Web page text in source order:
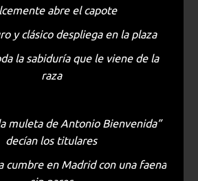
abre el capote
y clásico despliega en la plaza
la sabiduría que le viene de la
raza
muleta de Antonio Bienvenida”
decían los titulares
cumbre en Madrid con una faena